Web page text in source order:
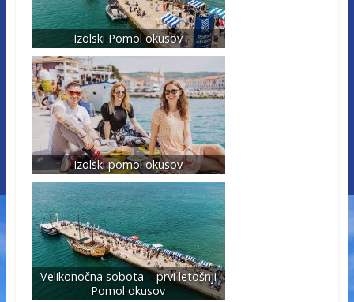
Izolski Pomol okusov
Izolski pomol okusov
Velikonočna sobota – prvi letošnji
Pomol okusov